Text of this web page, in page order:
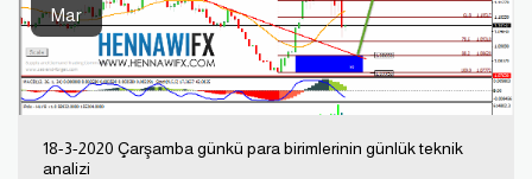
Mar
18-3-2020 Çarşamba günkü para birimlerinin günlük teknik
analizi